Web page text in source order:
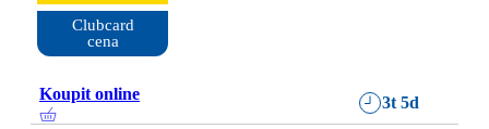
Clubcard
cena
Koupit online 3t 5d